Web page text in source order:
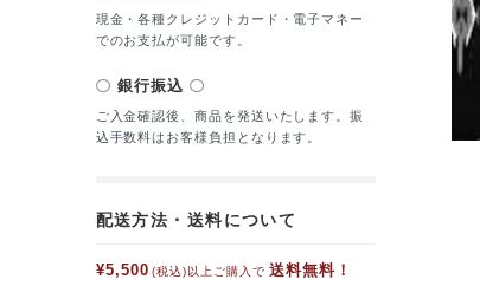
現金・各種クレジットカード・電子マネー
でのお支払が可能です。
銀行振込
ご入金確認後、商品を発送いたします。振
込手数料はお客様負担となります。
配送方法・送料について
¥5,500 (税込)以上ご購入で 送料無料！